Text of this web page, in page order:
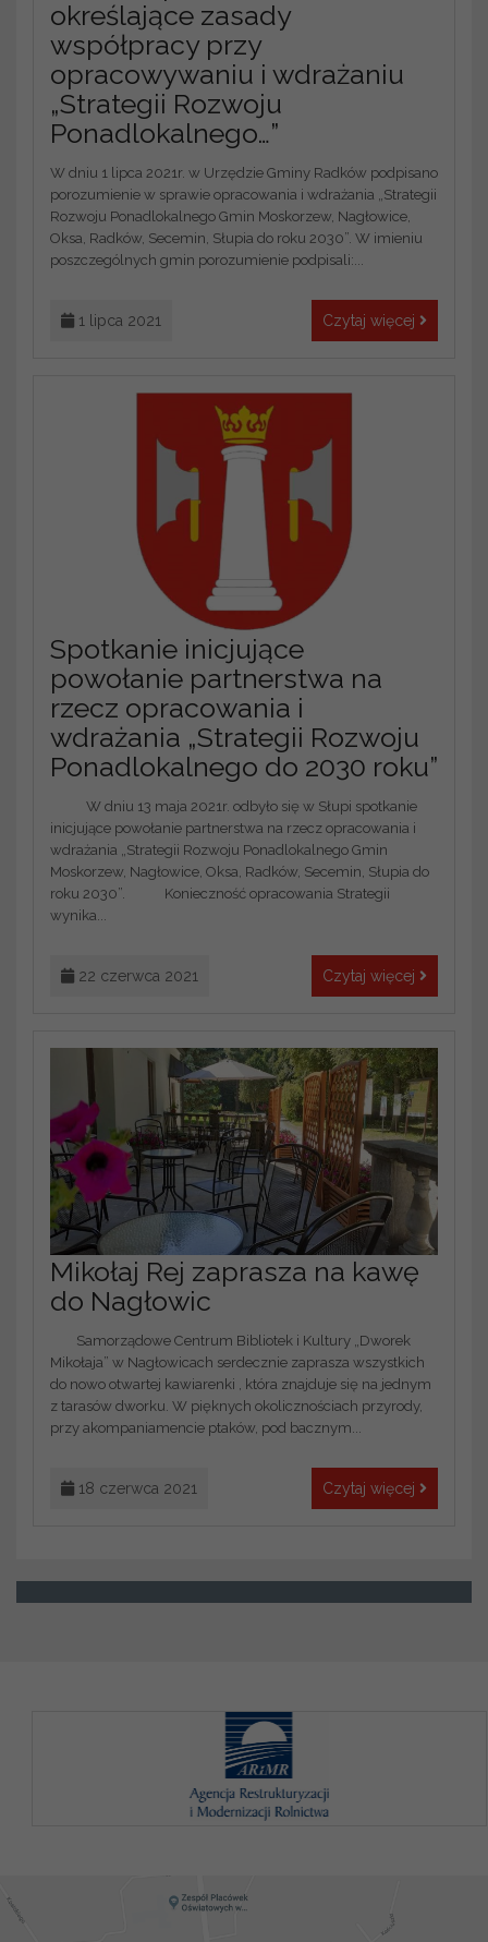
określające zasady
współpracy przy
opracowywaniu i wdrażaniu
„Strategii Rozwoju
Ponadlokalnego…”
W dniu 1 lipca 2021r. w Urzędzie Gminy Radków podpisano
porozumienie w sprawie opracowania i wdrażania „Strategii
Rozwoju Ponadlokalnego Gmin Moskorzew, Nagłowice,
Oksa, Radków, Secemin, Słupia do roku 2030”. W imieniu
poszczególnych gmin porozumienie podpisali:...
1 lipca 2021 Czytaj więcej
Spotkanie inicjujące
powołanie partnerstwa na
rzecz opracowania i
wdrażania „Strategii Rozwoju
Ponadlokalnego do 2030 roku”
W dniu 13 maja 2021r. odbyło się w Słupi spotkanie
inicjujące powołanie partnerstwa na rzecz opracowania i
wdrażania „Strategii Rozwoju Ponadlokalnego Gmin
Moskorzew, Nagłowice, Oksa, Radków, Secemin, Słupia do
roku 2030”. Konieczność opracowania Strategii
wynika...
22 czerwca 2021 Czytaj więcej
Mikołaj Rej zaprasza na kawę
do Nagłowic
Samorządowe Centrum Bibliotek i Kultury „Dworek
Mikołaja” w Nagłowicach serdecznie zaprasza wszystkich
do nowo otwartej kawiarenki , która znajduje się na jednym
z tarasów dworku. W pięknych okolicznościach przyrody,
przy akompaniamencie ptaków, pod bacznym...
18 czerwca 2021 Czytaj więcej